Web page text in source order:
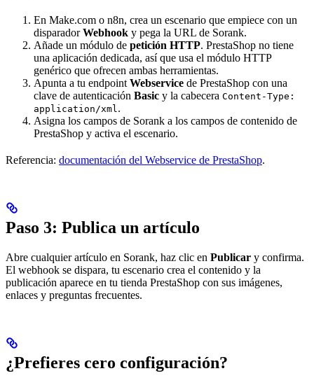
En Make.com o n8n, crea un escenario que empiece con un
disparadorWebhook y pega la URL de Sorank.
Añade un módulo de petición HTTP. PrestaShop no tiene
una aplicación dedicada, así que usa el módulo HTTP
genérico que ofrecen ambas herramientas.
Apunta a tu endpoint Webservice de PrestaShop con una
clave de autenticación Basic y la cabecera Content-Type:
application/xml .
Asigna los campos de Sorank a los campos de contenido de
PrestaShop y activa el escenario.
Referencia: documentación del Webservice de PrestaShop.
Paso 3: Publica un artículo
Abre cualquier artículo en Sorank, haz clic en Publicar y confirma.
El webhook se dispara, tu escenario crea el contenido y la
publicación aparece en tu tienda PrestaShop con sus imágenes,
enlaces y preguntas frecuentes.
¿Prefieres cero configuración?